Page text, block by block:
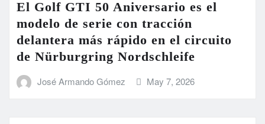
El Golf GTI 50 Aniversario es el
modelo de serie con tracción
delantera más rápido en el circuito
de Nürburgring Nordschleife
José Armando Gómez May 7, 2026